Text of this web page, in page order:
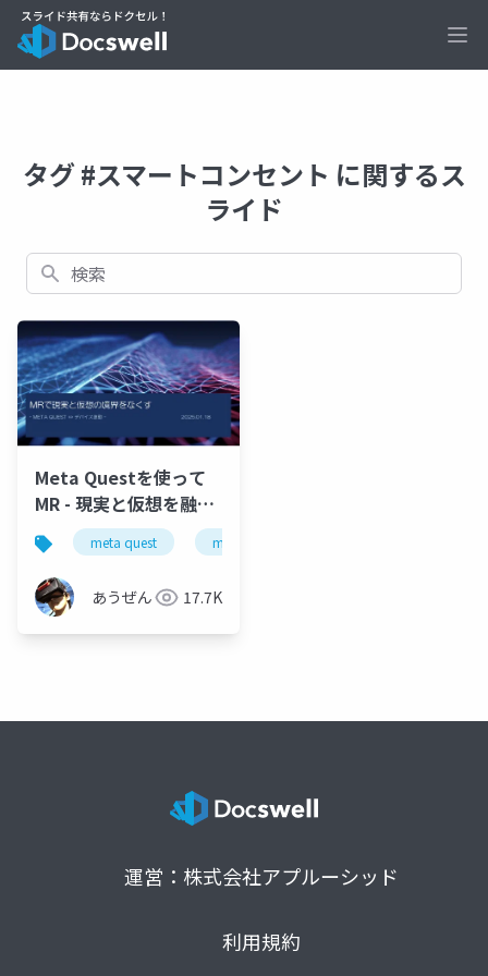
タグ #スマートコンセント に関するス
ライド
検索
Meta Questを使って
MR - 現実と仮想を融合
する デバイス連動編 -
meta quest mr
あうぜん 17.7K
運営：株式会社アプルーシッド
利用規約